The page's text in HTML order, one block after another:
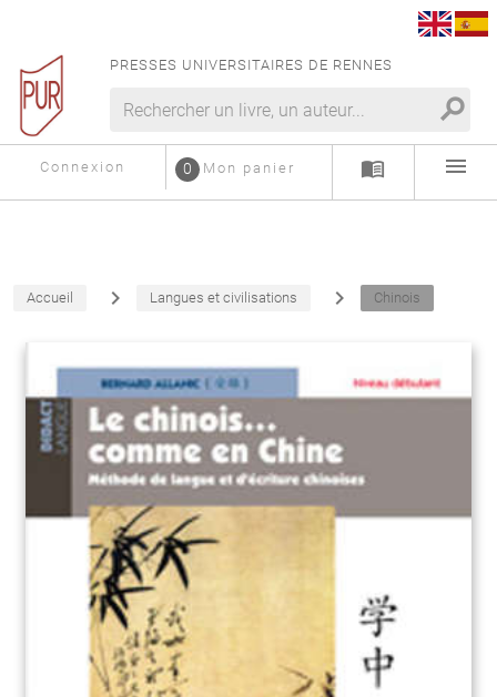
PRESSES UNIVERSITAIRES DE RENNES
search
Connexion Mon panier
0 menu_book menu
Accueil navigate_next Langues et civilisations navigate_next Chinois